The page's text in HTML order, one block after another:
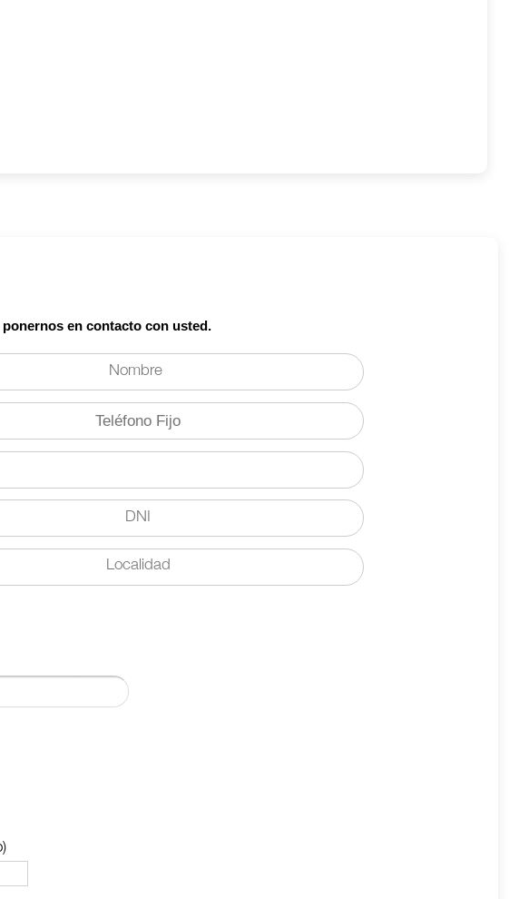
en contacto con usted.